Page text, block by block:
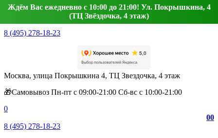
Ждём Вас ежедневно с 10:00 до 21:00! Ул. Покрышкина, 4
(ТЦ Звёздочка, 4 этаж)
8 (495) 278-18-23
Москва, улица Покрышкина 4, ТЦ Звездочка, 4 этаж
🎁Самовывоз Пн-пт с 09:00-21:00 Сб-вс с 10:00-21:00
0
00
8 (495) 278-18-23